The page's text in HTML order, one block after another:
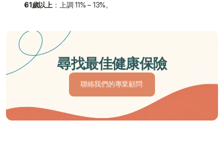
61歲以上 ：上調 11% – 13%。
尋找最佳健康保險
聯絡我們的專業顧問
聯絡我們的專業顧問